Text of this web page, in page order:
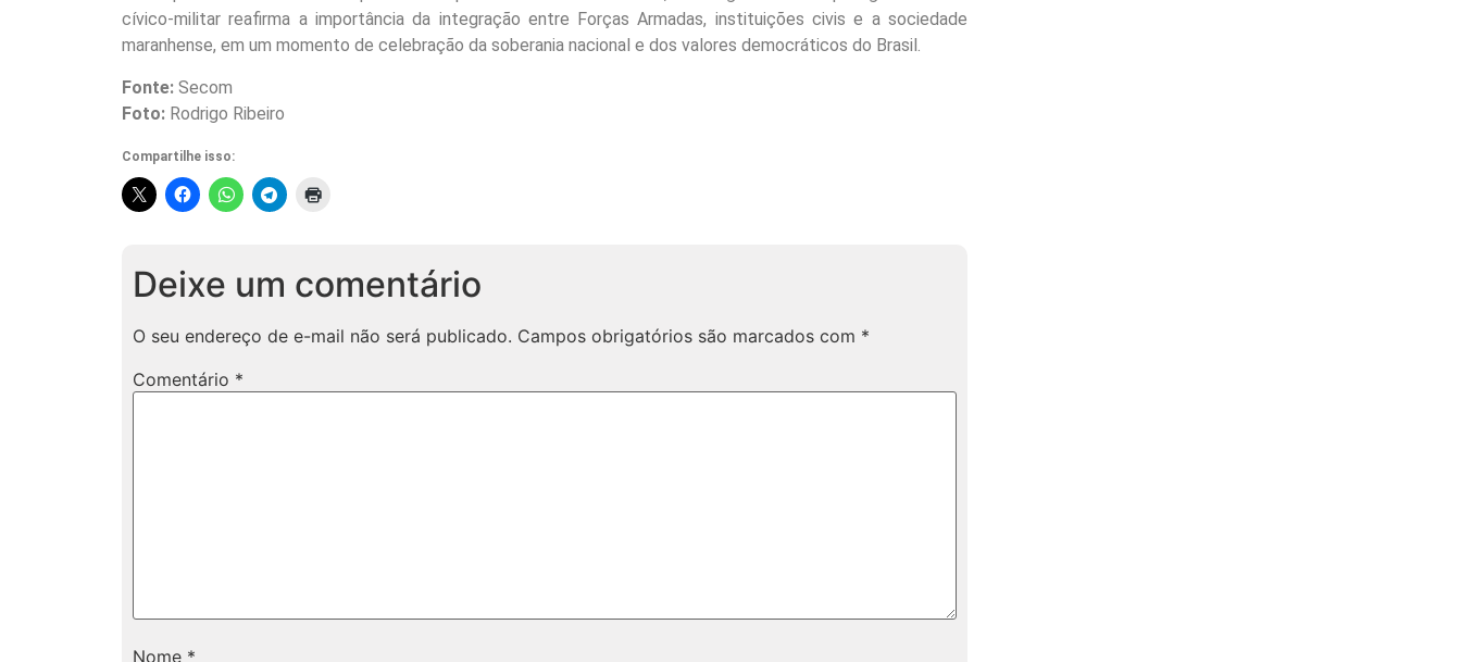
cívico-militar reafirma a importância da integração entre Forças Armadas, instituições civis e a sociedade
maranhense, em um momento de celebração da soberania nacional e dos valores democráticos do Brasil.
Fonte: Secom
Foto: Rodrigo Ribeiro
Compartilhe isso:
Deixe um comentário
O seu endereço de e-mail não será publicado. Campos obrigatórios são marcados com *
Comentário *
Nome *